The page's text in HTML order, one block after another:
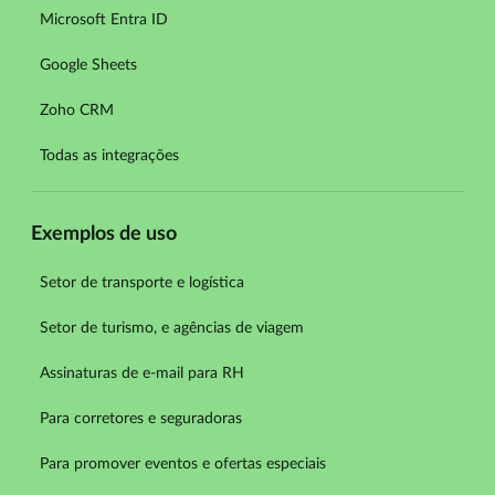
Microsoft Entra ID
Google Sheets
Zoho CRM
Todas as integrações
Exemplos de uso
Setor de transporte e logística
Setor de turismo, e agências de viagem
Assinaturas de e-mail para RH
Para corretores e seguradoras
Para promover eventos e ofertas especiais